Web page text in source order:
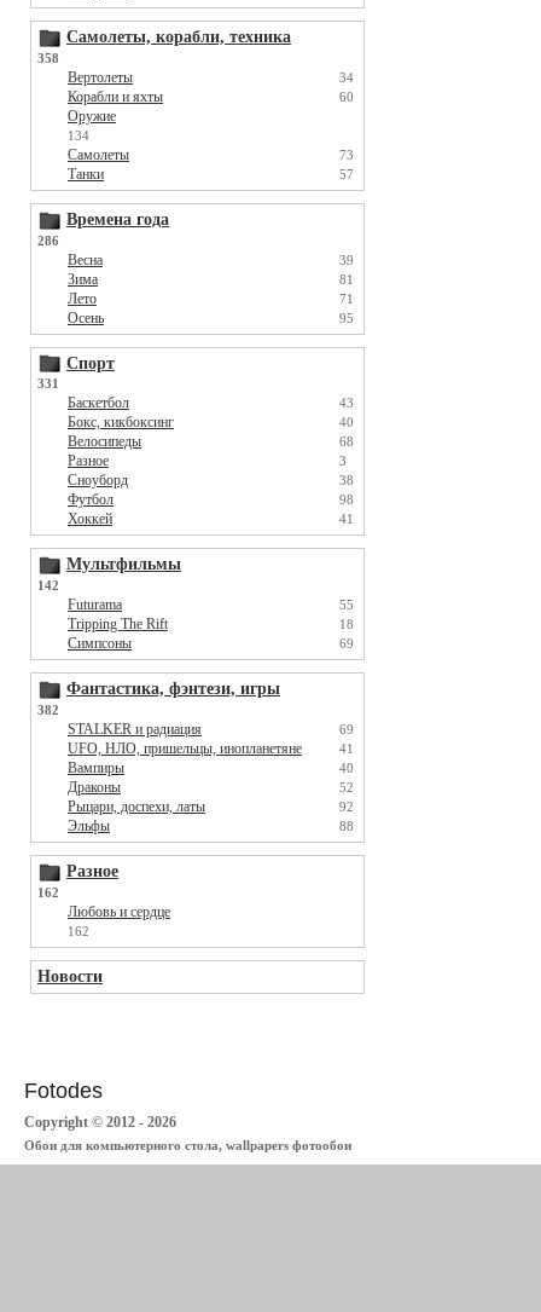
Самолеты, корабли, техника
358
Вертолеты 34
Корабли и яхты 60
Оружие
134
Самолеты 73
Танки 57
Времена года
286
Весна 39
Зима 81
Лето 71
Осень 95
Спорт
331
Баскетбол 43
Бокс, кикбоксинг 40
Велосипеды 68
Разное 3
Сноуборд 38
Футбол 98
Хоккей 41
Мультфильмы
142
Futurama 55
Tripping The Rift 18
Симпсоны 69
Фантастика, фэнтези, игры
382
STALKER и радиация 69
UFO, НЛО, пришельцы, инопланетяне 41
Вампиры 40
Драконы 52
Рыцари, доспехи, латы 92
Эльфы 88
Разное
162
Любовь и сердце
162
Новости
Fotodes
Copyright © 2012 - 2026
Обои для компьютерного стола, wallpapers фотообои